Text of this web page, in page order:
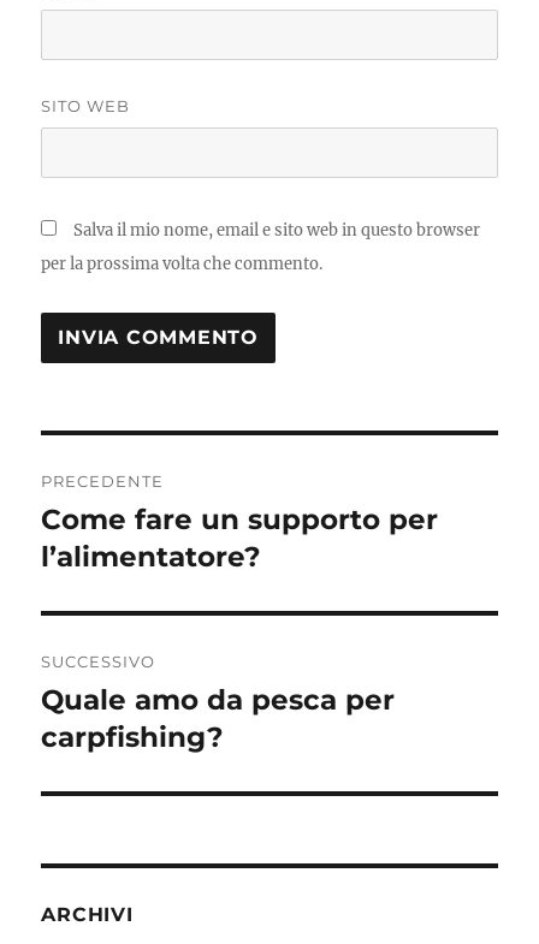
SITO WEB
Salva il mio nome, email e sito web in questo browser
per la prossima volta che commento.
articoli
PRECEDENTE
Articolo
precedente:
Come fare un supporto per
l’alimentatore?
SUCCESSIVO
Articolo
successivo:
Quale amo da pesca per
carpfishing?
ARCHIVI